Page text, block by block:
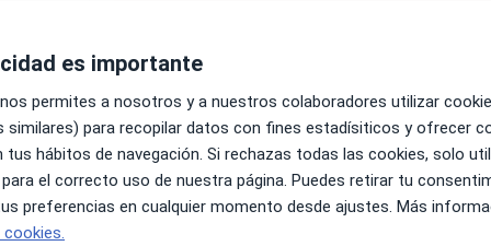
Llobregat •Mapa
50 €
es importante
permites a nosotros y a nuestros colaboradores utilizar
similares) para recopilar datos con fines estadísiticos y ofrecer
tus hábitos de navegación. Si rechazas todas las cookies, solo
el correcto uso de nuestra página. Puedes retirar tu
preferencias en cualquier momento desde ajustes. Más